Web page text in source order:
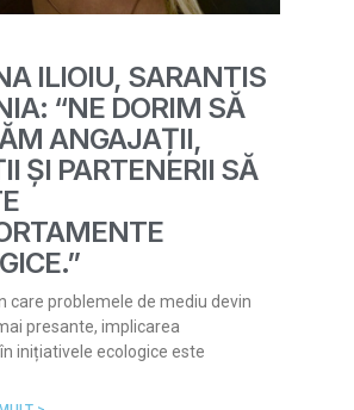
ILIOIU, SARANTIS
“NE DORIM SĂ
ANGAJAȚII,
ȘI PARTENERII SĂ
care problemele de mediu devin
presante, implicarea
inițiativele ecologice este